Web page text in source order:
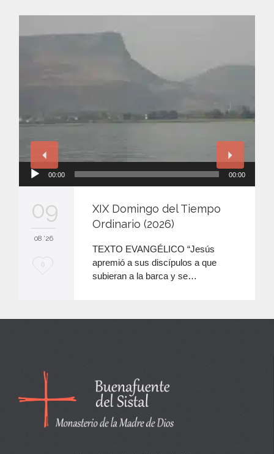
00:00 00:00
09
08 '26
M
n
a
0
XIX Domingo del Tiempo
Ordinario (2026)
TEXTO EVANGÉLICO “Jesús
apremió a sus discípulos a que
subieran a la barca y se…